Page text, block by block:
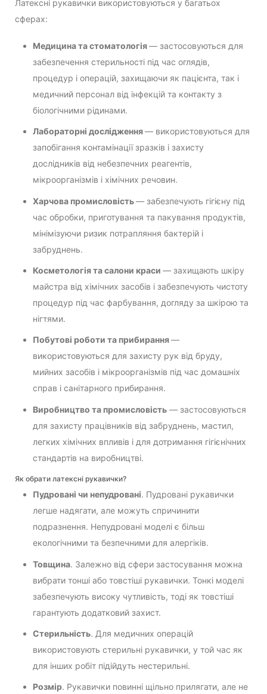
Латексні рукавички використовуються у багатьох
сферах:
Медицина та стоматологія— застосовуються для
забезпечення стерильності під час оглядів,
процедур і операцій, захищаючи як пацієнта, так і
медичний персонал від інфекцій та контакту з
біологічними рідинами.
Лабораторні дослідження— використовуються для
запобігання контамінації зразків і захисту
дослідників від небезпечних реагентів,
мікроорганізмів і хімічних речовин.
Харчова промисловість— забезпечують гігієну під
час обробки, приготування та пакування продуктів,
мінімізуючи ризик потрапляння бактерій і
забруднень.
Косметологія та салони краси — захищають шкіру
майстра від хімічних засобів і забезпечують чистоту
процедур під час фарбування, догляду за шкірою та
нігтями.
Побутові роботи та прибирання—
використовуються для захисту рук від бруду,
мийних засобів і мікроорганізмів під час домашніх
справ і санітарного прибирання.
Виробництво та промисловість — застосовуються
для захисту працівників від забруднень, мастил,
легких хімічних впливів і для дотримання гігієнічних
стандартів на виробництві.
Як обрати латексні рукавички?
Пудровані чи непудровані. Пудровані рукавички
легше надягати, але можуть спричинити
подразнення. Непудровані моделі є більш
екологічними та безпечними для алергіків.
Товщина. Залежно від сфери застосування можна
вибрати тонші або товстіші рукавички. Тонкі моделі
забезпечують високу чутливість, тоді як товстіші
гарантують додатковий захист.
Стерильність. Для медичних операцій
використовують стерильні рукавички, у той час як
для інших робіт підійдуть нестерильні.
Розмір. Рукавички повинні щільно прилягати, але не